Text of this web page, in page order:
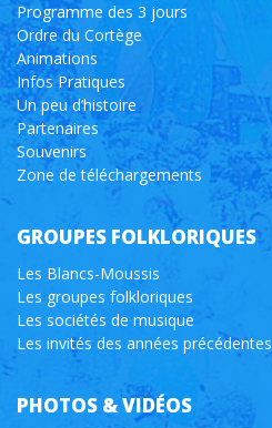
Programme des 3 jours
Ordre du Cortège
Animations
Infos Pratiques
Un peu d’histoire
Partenaires
Souvenirs
Zone de téléchargements
GROUPES FOLKLORIQUES
Les Blancs-Moussis
Les groupes folkloriques
Les sociétés de musique
Les invités des années précédentes
PHOTOS & VIDÉOS